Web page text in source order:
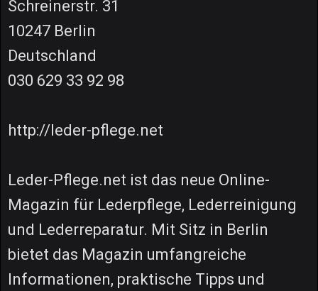
Schreinerstr. 31
10247 Berlin
Deutschland
030 629 33 92 98
http://leder-pflege.net
Leder-Pflege.net ist das neue Online-
Magazin für Lederpflege, Lederreinigung
und Lederreparatur. Mit Sitz in Berlin
bietet das Magazin umfangreiche
Informationen, praktische Tipps und